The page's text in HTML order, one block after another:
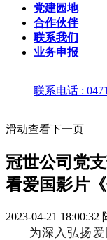
党建园地
合作伙伴
联系我们
业务申报
联系电话 :
滑动查看下一页
冠世公司党
看爱国影片
2023-04-21 18:00:32
为深入弘扬